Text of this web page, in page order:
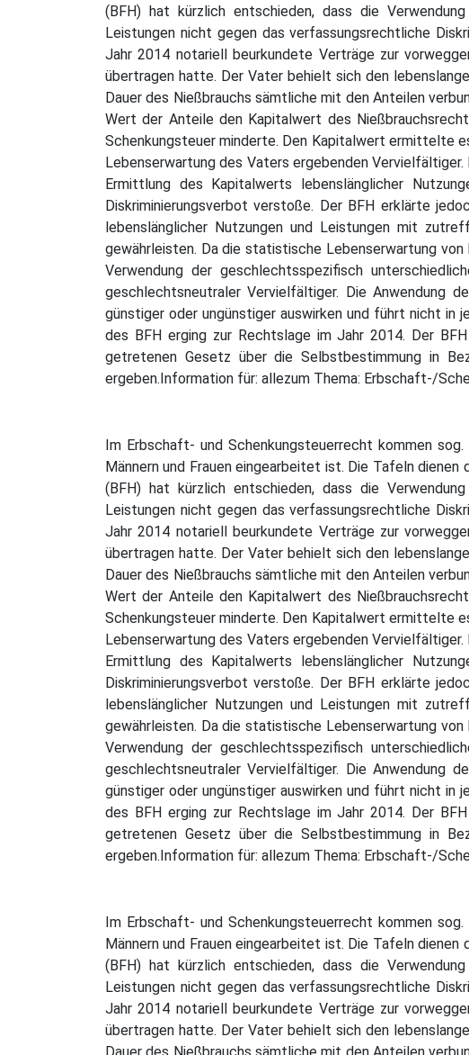
(BFH) hat kürzlich entschieden, dass die
Leistungen nicht gegen das verfassungsrechtliche
Jahr 2014 notariell beurkundete Verträge zur
übertragen hatte. Der Vater behielt sich den
Dauer des Nießbrauchs sämtliche mit den Anteilen
Wert der Anteile den Kapitalwert des
Schenkungsteuer minderte. Den Kapitalwert ermittelte
Lebenserwartung des Vaters ergebenden
Ermittlung des Kapitalwerts lebenslänglicher
Diskriminierungsverbot verstoße. Der BFH erklärte
lebenslänglicher Nutzungen und Leistungen mit
gewährleisten. Da die statistische Lebenserwartung
Verwendung der geschlechtsspezifisch
geschlechtsneutraler Vervielfältiger. Die Anwendung
günstiger oder ungünstiger auswirken und führt nicht in
des BFH erging zur Rechtslage im Jahr 2014. Der
getretenen Gesetz über die Selbstbestimmung in
ergeben.Information für: allezum Thema: Erbschaft-/
Im Erbschaft- und Schenkungsteuerrecht kommen
Männern und Frauen eingearbeitet ist. Die Tafeln
(BFH) hat kürzlich entschieden, dass die
Leistungen nicht gegen das verfassungsrechtliche
Jahr 2014 notariell beurkundete Verträge zur
übertragen hatte. Der Vater behielt sich den
Dauer des Nießbrauchs sämtliche mit den Anteilen
Wert der Anteile den Kapitalwert des
Schenkungsteuer minderte. Den Kapitalwert ermittelte
Lebenserwartung des Vaters ergebenden
Ermittlung des Kapitalwerts lebenslänglicher
Diskriminierungsverbot verstoße. Der BFH erklärte
lebenslänglicher Nutzungen und Leistungen mit
gewährleisten. Da die statistische Lebenserwartung
Verwendung der geschlechtsspezifisch
geschlechtsneutraler Vervielfältiger. Die Anwendung
günstiger oder ungünstiger auswirken und führt nicht in
des BFH erging zur Rechtslage im Jahr 2014. Der
getretenen Gesetz über die Selbstbestimmung in
ergeben.Information für: allezum Thema: Erbschaft-/
Im Erbschaft- und Schenkungsteuerrecht kommen
Männern und Frauen eingearbeitet ist. Die Tafeln
(BFH) hat kürzlich entschieden, dass die
Leistungen nicht gegen das verfassungsrechtliche
Jahr 2014 notariell beurkundete Verträge zur
übertragen hatte. Der Vater behielt sich den